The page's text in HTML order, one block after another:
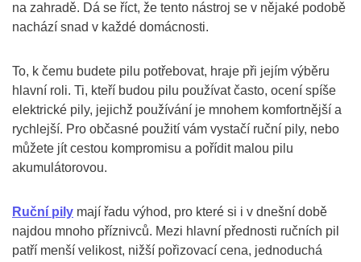
na zahradě. Dá se říct, že tento nástroj se v nějaké podobě
nachází snad v každé domácnosti.
To, k čemu budete pilu potřebovat, hraje při jejím výběru
hlavní roli. Ti, kteří budou pilu používat často, ocení spíše
elektrické pily, jejichž používání je mnohem komfortnější a
rychlejší. Pro občasné použití vám vystačí ruční pily, nebo
můžete jít cestou kompromisu a pořídit malou pilu
akumulátorovou.
Ruční pily mají řadu výhod, pro které si i v dnešní době
najdou mnoho příznivců. Mezi hlavní přednosti ručních pil
patří menší velikost, nižší pořizovací cena, jednoduchá